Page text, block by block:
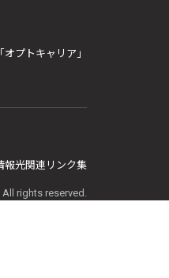
プトキャリア」
報光関連リンク集
rights reserved.